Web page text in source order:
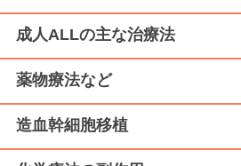
成人ALLの主な治療法
薬物療法など
造血幹細胞移植